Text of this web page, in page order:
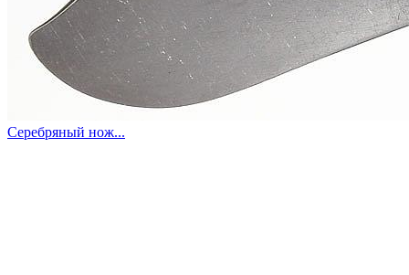
Серебряный нож...